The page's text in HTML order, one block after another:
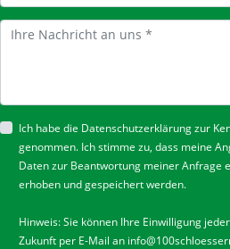
Ich habe die Datenschutzerklärungzur
genommen. Ich stimme zu, dass meine
Daten zur Beantwortung meiner Anfrage
erhoben und gespeichert werden.
Hinweis: Sie können Ihre Einwilligung
Zukunft per E-Mail an